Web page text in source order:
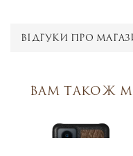
ВІДГУКИ ПРО
Вам також